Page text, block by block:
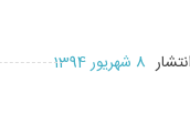
8 شهریور 1394